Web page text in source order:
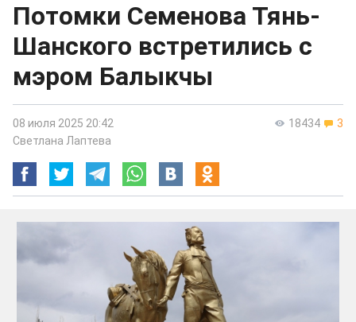
Потомки Семенова Тянь-
Шанского встретились с
мэром Балыкчы
18434 3
08 июля 2025 20:42
Светлана Лаптева